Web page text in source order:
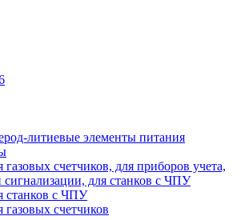
литиевые элементы питания
газовых счетчиков, для приборов учета,
сигнализации, для станков с ЧПУ
станков с ЧПУ
газовых счетчиков